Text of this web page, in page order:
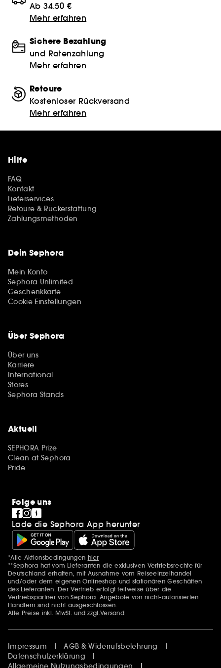
Ab 34.50 €
Mehr erfahren
Sichere Bezahlung
und Ratenzahlung
Mehr erfahren
Retoure
Kostenloser Rückversand
Mehr erfahren
Hilfe
FAQ
Kontakt
Lieferservices
Retoure & Rückerstattung
Zahlungsmethoden
Dein Sephora
Mein Konto
Sephora Unlimited
Geschenkkarte
Cookie Einstellungen
Über Sephora
Über uns
Karriere
International
Stores
Sephora Stands
Aktuell
SEPHORA Prize
Clean at Sephora
Pride
Folge uns
Lade die Sephora App herunter
Zusätzlich Erwähnungen
*Alle Aktionsbedingungen hier
**Sephora hat vom Lieferanten die exklusiven Vertriebsrechte für
Deutschland erhalten, mit Ausnahme vom Reiseeinzelhandel
und/oder dem eigenen Onlineshop und stationären Geschäften
des Lieferanten. Der Vertrieb erfolgt teilweise über die
Vertriebspartner von Sephora. Angebote von nicht-autorisierten
Händlern sind nicht ausgeschlossen.
Alle Preise inkl. MwSt. und zzgl.Versand
Impressum
AGB & Widerrufsbelehrung
Datenschutzerklärung
Allgemeine Nutzungsbedingungen